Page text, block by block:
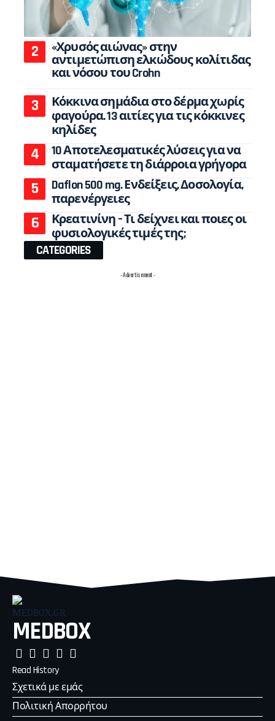
«Χρυσός αιώνας» στην
αντιμετώπιση ελκώδους κολίτιδας
και νόσου του Crohn
Κόκκινα σημάδια στο δέρμα χωρίς
φαγούρα. 13 αιτίες για τις κόκκινες
κηλίδες
10 Αποτελεσματικές λύσεις για να
σταματήσετε τη διάρροια γρήγορα
Daflon 500 mg. Ενδείξεις, Δοσολογία,
παρενέργειες
Κρεατινίνη – Τι δείχνει και ποιες οι
φυσιολογικές τιμές της;
CATEGORIES
- Advertisement -
MEDBOX
Read History
Σχετικά με εμάς
Πολιτική Απορρήτου